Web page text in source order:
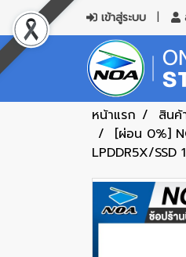
เข้าสู่ระบบ
หน้าแรก สินค้
[ผ่อน 0%]
LPDDR5X/SSD